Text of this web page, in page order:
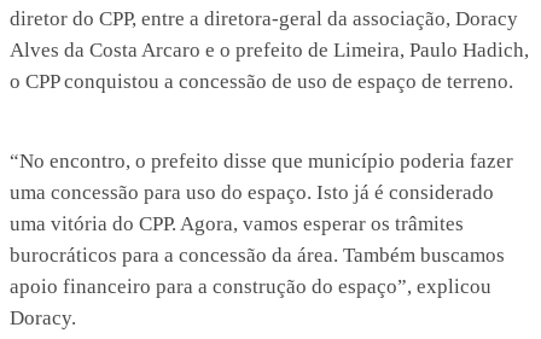
diretor do CPP, entre a diretora-geral da associação, Doracy
Alves da Costa Arcaro e o prefeito de Limeira, Paulo Hadich,
o CPP conquistou a concessão de uso de espaço de terreno.
“No encontro, o prefeito disse que município poderia fazer
uma concessão para uso do espaço. Isto já é considerado
uma vitória do CPP. Agora, vamos esperar os trâmites
burocráticos para a concessão da área. Também buscamos
apoio financeiro para a construção do espaço”, explicou
Doracy.